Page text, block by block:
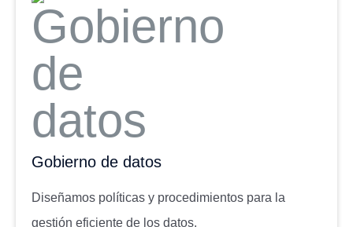
Gobierno de datos
Diseñamos políticas y procedimientos para la
gestión eficiente de los datos.